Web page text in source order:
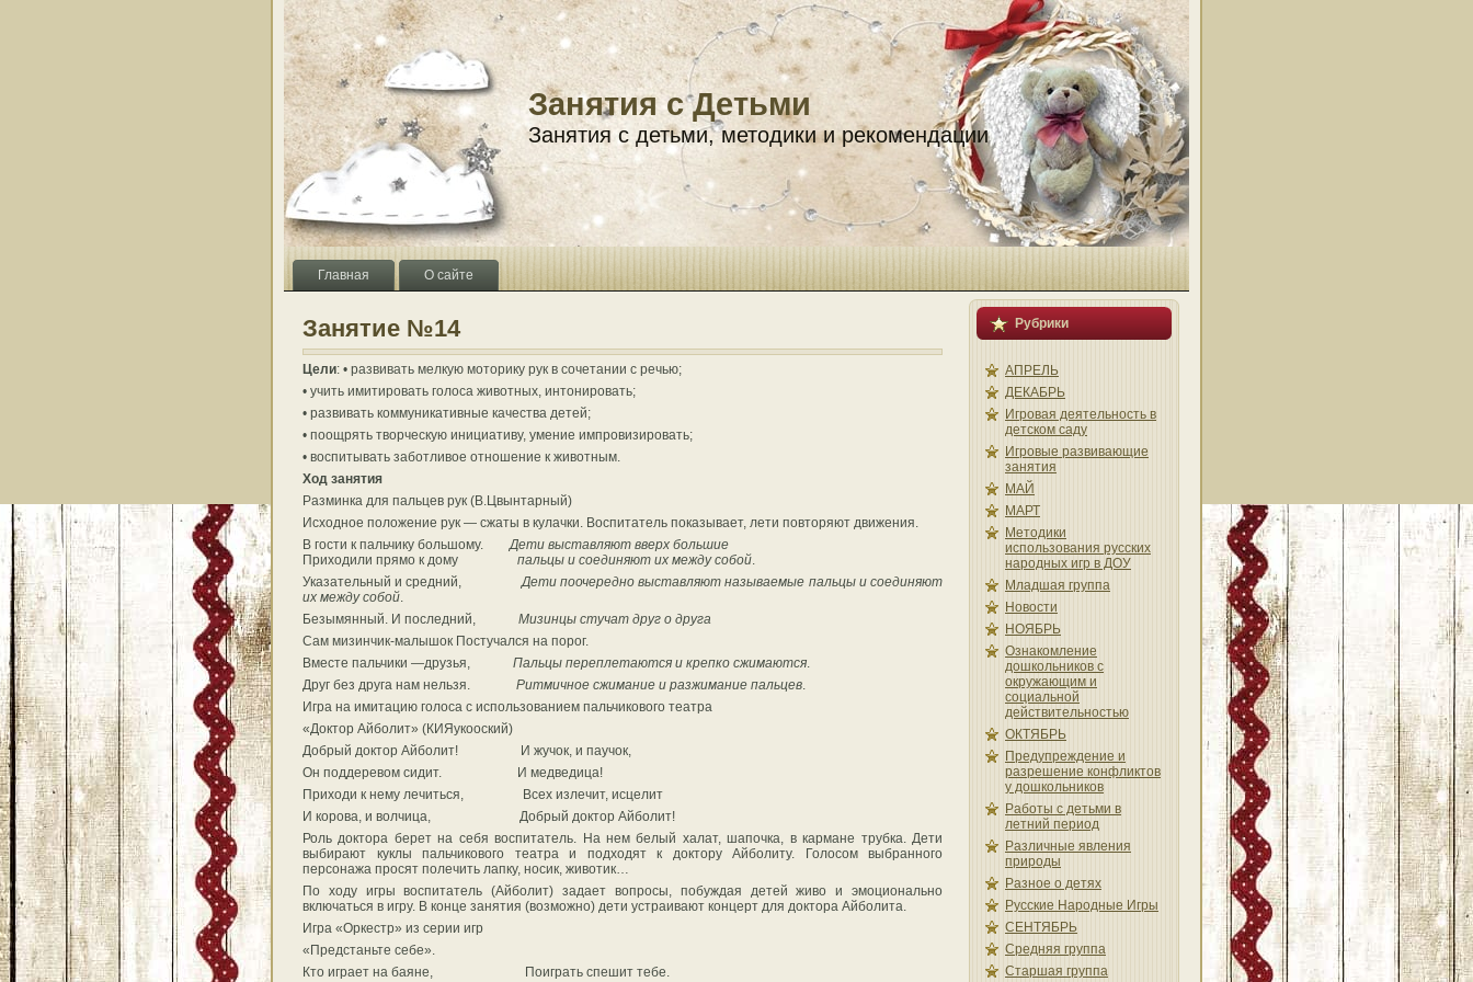
Занятия с Детьми
Занятия с детьми, методики и рекомендации
Главная О сайте
Занятие №14
Цели: • развивать мелкую моторику рук в сочетании с речью;
• учить имитировать голоса животных, интонировать;
• развивать коммуникативные качества детей;
• поощрять творческую инициативу, умение импровизировать;
• воспитывать заботливое отношение к животным.
Ход занятия
Разминка для пальцев рук (В.Цвынтарный)
Исходное положение рук — сжаты в кулачки. Воспитатель показывает, лети повторяют движения
В гости к пальчику большому. Дети выставляют вверх большие
Приходили прямо к дому пальцы и соединяют их между собой
Указательный и средний, Дети поочередно выставляют называемые пальцы и соединяют
их между собой
Безымянный. И последний, Мизинцы стучат друг о друга
Сам мизинчик-малышок Постучался на порог.
Вместе пальчики —друзья, Пальцы переплетаются и крепко сжимаются
Друг без друга нам нельзя. Ритмичное сжимание и разжимание пальцев
Игра на имитацию голоса с использованием пальчикового театра
«Доктор Айболит» (КИЯукооский)
Добрый доктор Айболит! И жучок, и паучок,
Он поддеревом сидит. И медведица!
Приходи к нему лечиться, Всех излечит, исцелит
И корова, и волчица, Добрый доктор Айболит!
Роль доктора берет на себя воспитатель. На нем белый халат, шапочка, в кармане трубка. Дети
выбирают куклы пальчикового театра и подходят к доктору Айболиту. Голосом выбранного
персонажа просят полечить лапку, носик, животик…
По ходу игры воспитатель (Айболит) задает вопросы, побуждая детей живо и эмоционально
включаться в игру. В конце занятия (возможно) дети устраивают концерт для доктора Айболита.
Игра «Оркестр» из серии игр
«Предстаньте себе».
Кто играет на баяне, Поиграть спешит тебе.
Рубрики
АПРЕЛЬ
ДЕКАБРЬ
Игровая деятельность в
детском саду
Игровые развивающие
занятия
МАЙ
МАРТ
Методики
использования русских
народных игр в ДОУ
Младшая группа
Новости
НОЯБРЬ
Ознакомление
дошкольников с
окружающим и
социальной
действительностью
ОКТЯБРЬ
Предупреждение и
разрешение конфликтов
у дошкольников
Работы с детьми в
летний период
Различные явления
природы
Разное о детях
Русские Народные Игры
СЕНТЯБРЬ
Средняя группа
Старшая группа